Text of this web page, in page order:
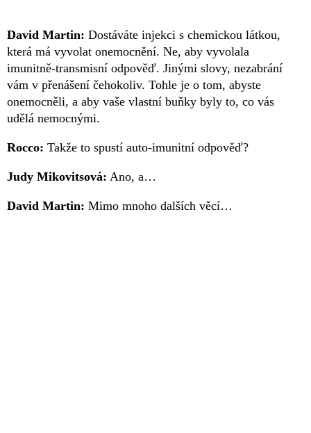
David Martin: Dostáváte injekci s chemickou látkou,
která má vyvolat onemocnění. Ne, aby vyvolala
imunitně-transmisní odpověď. Jinými slovy, nezabrání
vám v přenášení čehokoliv. Tohle je o tom, abyste
onemocněli, a aby vaše vlastní buňky byly to, co vás
udělá nemocnými.
Rocco: Takže to spustí auto-imunitní odpověď?
Judy Mikovitsová: Ano, a…
David Martin: Mimo mnoho dalších věcí…